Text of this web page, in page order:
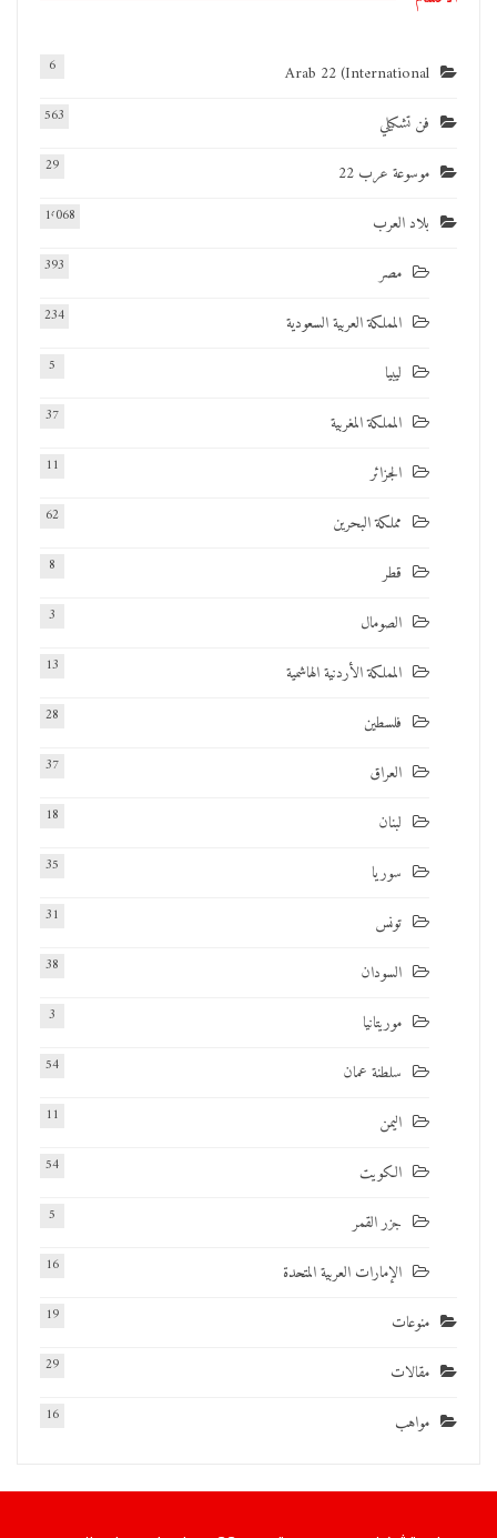
Arab 22 (International
6
فن تشكيلي 563
موسوعة عرب 22 29
بلاد العرب 1٬068
مصر 393
المملكة العربية السعودية 234
ليبيا 5
المملكة المغربية 37
الجزائر 11
مملكة البحرين 62
قطر 8
الصومال 3
المملكة الأردنية الهاشمية 13
فلسطين 28
العراق 37
لبنان 18
سوريا 35
تونس 31
السودان 38
موريتانيا 3
سلطنة عمان 54
اليمن 11
الكويت 54
جزر القمر 5
الإمارات العربية المتحدة 16
منوعات 19
مقالات 29
مواهب 16